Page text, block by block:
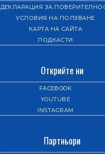
ДЕКЛАРАЦИЯ ЗА
УСЛОВИЯ НА ПОЛЗВАНЕ
КАРТА НА САЙТА
ПОДКАСТИ
Открийте ни
FACEBOOK
YOUTUBE
INSTAGRAM
Партньори